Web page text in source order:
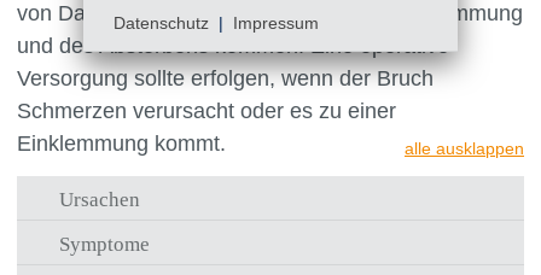
von Darmschlingen mit der Gefahr der Einklemmung
und des Absterbens kommen. Eine operative
Versorgung sollte erfolgen, wenn der Bruch
Schmerzen verursacht oder es zu einer
Einklemmung kommt.
alle ausklappen
Ursachen
Symptome
Datenschutz | Impressum